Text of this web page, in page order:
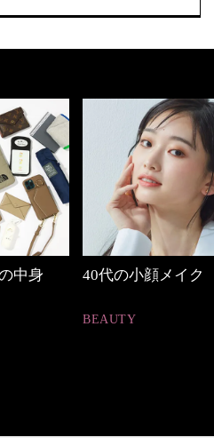
優木まおみさん「